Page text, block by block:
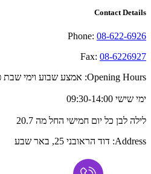
Contact Details
Phone: 08-622-6926
Fax: 08-6226927
Opening Hours: אמצע שבוע וימי שבת פתוחים
ימי שישי 09:30-14:00
לילה לבן כל יום חמישי החל מה 20.7
Address: דוד הראובני 25, באר שבע